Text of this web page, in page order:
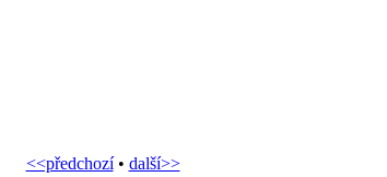
<<předchozí• další>>